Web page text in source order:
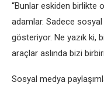
“Bunlar eskiden birlikte
adamlar. Sadece sosyal
gösteriyor. Ne yazık ki,
araçlar aslında bizi
Sosyal medya